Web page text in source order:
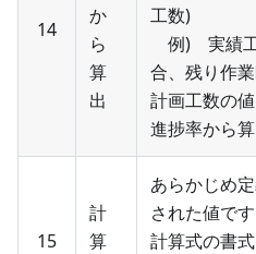
14
か
ら
算
出
工数)
例) 実績工
合、残り作
計画工数の
進捗率から算
15
計
算
あらかじめ
された値です
計算式の書